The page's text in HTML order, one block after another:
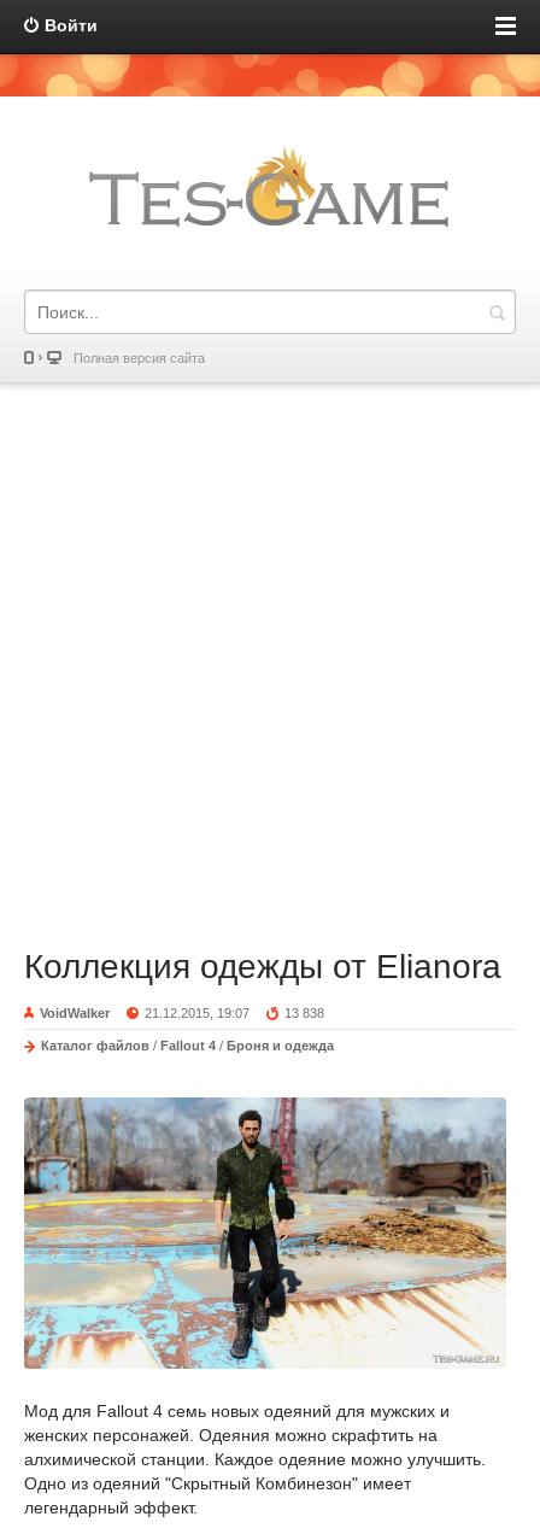
Войти
Полная версия сайта
Коллекция одежды от Elianora
VoidWalker 21.12.2015, 19:07 13 838
Каталог файлов / Fallout 4 / Броня и одежда
Мод для Fallout 4 семь новых одеяний для мужских и
женских персонажей. Одеяния можно скрафтить на
алхимической станции. Каждое одеяние можно улучшить.
Одно из одеяний "Скрытный Комбинезон" имеет
легендарный эффект.